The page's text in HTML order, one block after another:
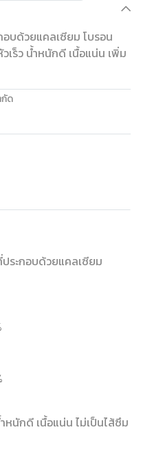
อบด้วยแคลเซียม โบรอน
เร็ว น้ำหนักดี เนื้อแน่น เพิ่ม
ด
ระกอบด้วยแคลเซียม
หนักดี เนื้อแน่น ไม่เป็นไส้ซึม